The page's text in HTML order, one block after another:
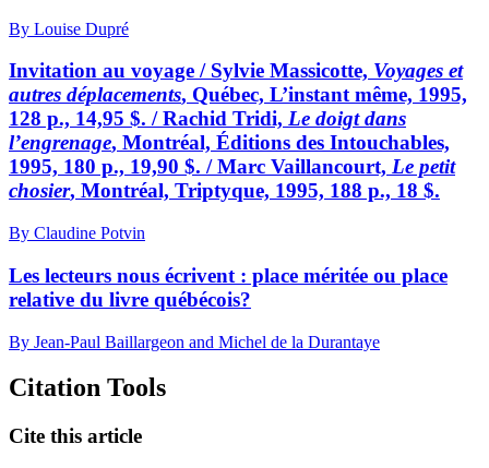
By Louise Dupré
Invitation au voyage / Sylvie Massicotte, Voyages et
autres déplacements, Québec, L’instant même, 1995,
128 p., 14,95 $. / Rachid Tridi, Le doigt dans
l’engrenage, Montréal, Éditions des Intouchables,
1995, 180 p., 19,90 $. / Marc Vaillancourt, Le petit
chosier, Montréal, Triptyque, 1995, 188 p., 18 $.
By Claudine Potvin
Les lecteurs nous écrivent : place méritée ou place
relative du livre québécois?
By Jean-Paul Baillargeon and Michel de la Durantaye
Citation Tools
Cite this article